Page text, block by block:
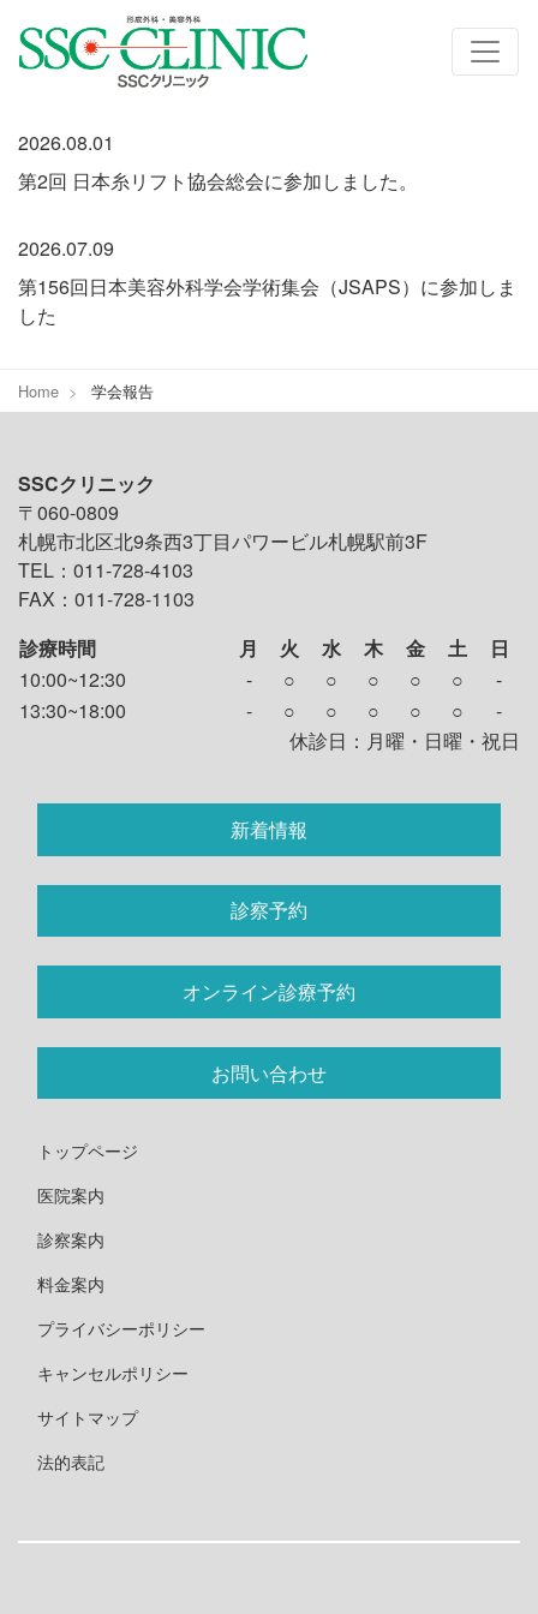
お知らせ
2026.08.01
第2回 日本糸リフト協会総会に参加しました。
2026.07.09
第156回日本美容外科学会学術集会（JSAPS）に参加しま
した
Home 学会報告
SSCクリニック
〒060-0809
札幌市北区北9条西3丁目パワービル札幌駅前3F
TEL：011-728-4103
FAX：011-728-1103
診療時間
月 火 水 木 金 土
日
10:00~12:30
- ○ ○ ○ ○ ○
-
13:30~18:00
- ○ ○ ○ ○ ○
-
休診日：月曜・日曜・祝日
新着情報
診察予約
オンライン診療予約
お問い合わせ
トップページ
医院案内
診察案内
料金案内
プライバシーポリシー
キャンセルポリシー
サイトマップ
法的表記